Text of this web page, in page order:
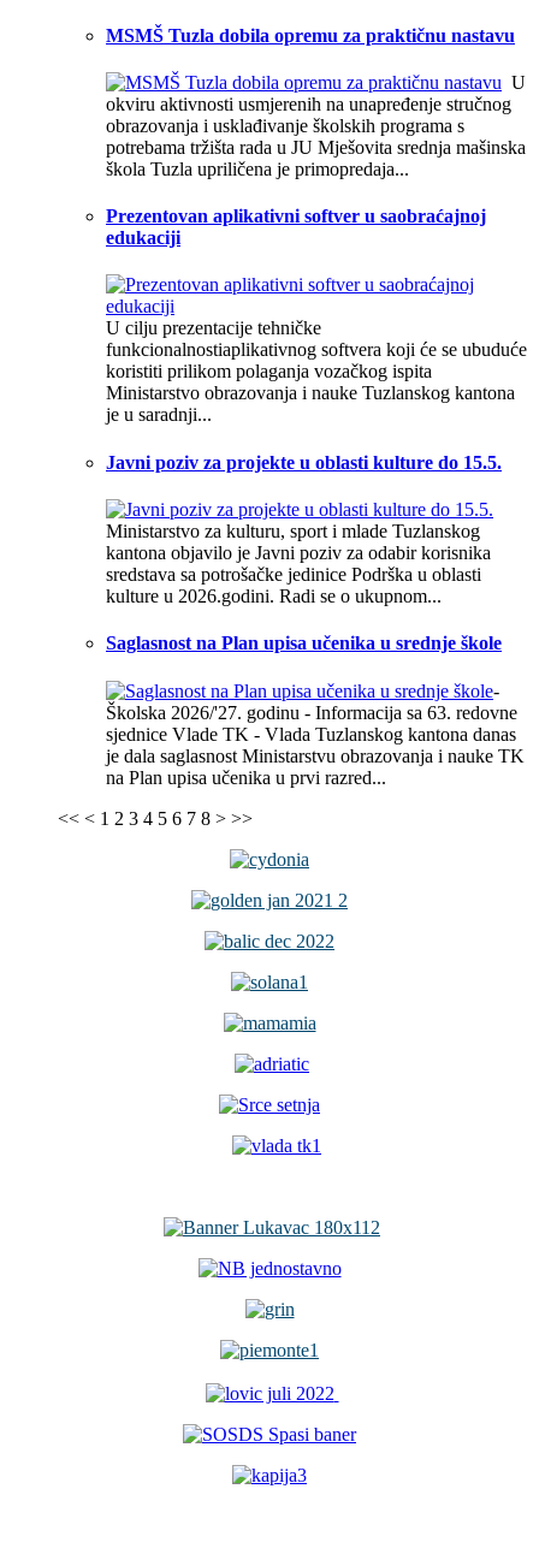
MSMŠ Tuzla dobila opremu za praktičnu nastavu
U
okviru aktivnosti usmjerenih na unapređenje stručnog
obrazovanja i usklađivanje školskih programa s
potrebama tržišta rada u JU Mješovita srednja mašinska
škola Tuzla upriličena je primopredaja...
Prezentovan aplikativni softver u saobraćajnoj
edukaciji
U cilju prezentacije tehničke
funkcionalnostiaplikativnog softvera koji će se ubuduće
koristiti prilikom polaganja vozačkog ispita
Ministarstvo obrazovanja i nauke Tuzlanskog kantona
je u saradnji...
Javni poziv za projekte u oblasti kulture do 15.5.
Ministarstvo za kulturu, sport i mlade Tuzlanskog
kantona objavilo je Javni poziv za odabir korisnika
sredstava sa potrošačke jedinice Podrška u oblasti
kulture u 2026.godini. Radi se o ukupnom...
Saglasnost na Plan upisa učenika u srednje škole
-
Školska 2026/'27. godinu - Informacija sa 63. redovne
sjednice Vlade TK - Vlada Tuzlanskog kantona danas
je dala saglasnost Ministarstvu obrazovanja i nauke TK
na Plan upisa učenika u prvi razred...
<< < 1 2 3 4 5 6 7 8 > >>